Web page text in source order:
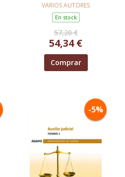
ADMINISTRATIVA.
TURNO LIBRE
VARIOS AUTORES
En stock
57,20 €
54,34 €
Comprar
-5%